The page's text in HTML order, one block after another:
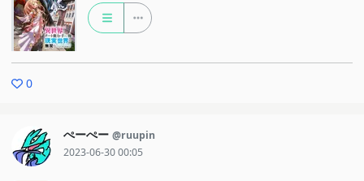
0
ぺーぺー @ruupin
2023-06-30 00:05